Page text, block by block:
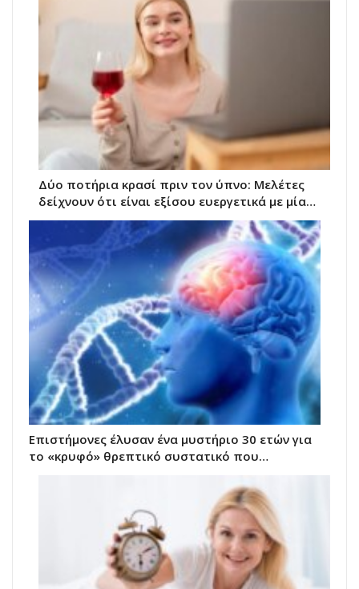
Δύο ποτήρια κρασί πριν τον ύπνο: Μελέτες
δείχνουν ότι είναι εξίσου ευεργετικά με μία…
Επιστήμονες έλυσαν ένα μυστήριο 30 ετών για
το «κρυφό» θρεπτικό συστατικό που…